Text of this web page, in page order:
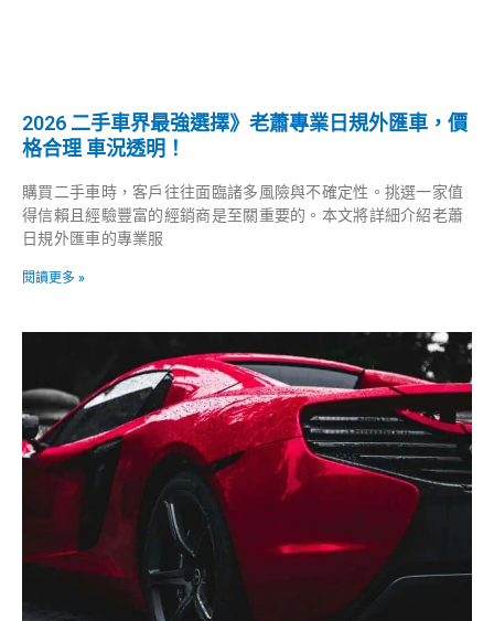
2026 二手車界最強選擇》老蕭專業日規外匯車，價
格合理 車況透明！
購買二手車時，客戶往往面臨諸多風險與不確定性。挑選一家值
得信賴且經驗豐富的經銷商是至關重要的。本文將詳細介紹老蕭
日規外匯車的專業服
閱讀更多 »